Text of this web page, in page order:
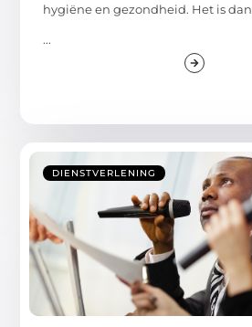
hygiëne en gezondheid. Het is dan
...
DIENSTVERLENING